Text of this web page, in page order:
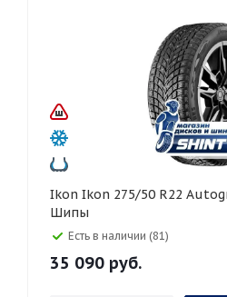
Ikon Ikon 275/50 R22 Autograph Ice 10 SUV 115T
Шипы
Есть в наличии (81)
35 090 руб.